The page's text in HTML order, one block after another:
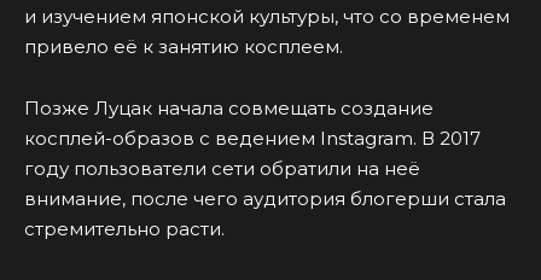
и изучением японской культуры, что со временем
привело её к занятию косплеем.
Позже Луцак начала совмещать создание
косплей-образов с ведением Instagram. В 2017
году пользователи сети обратили на неё
внимание, после чего аудитория блогерши стала
стремительно расти.